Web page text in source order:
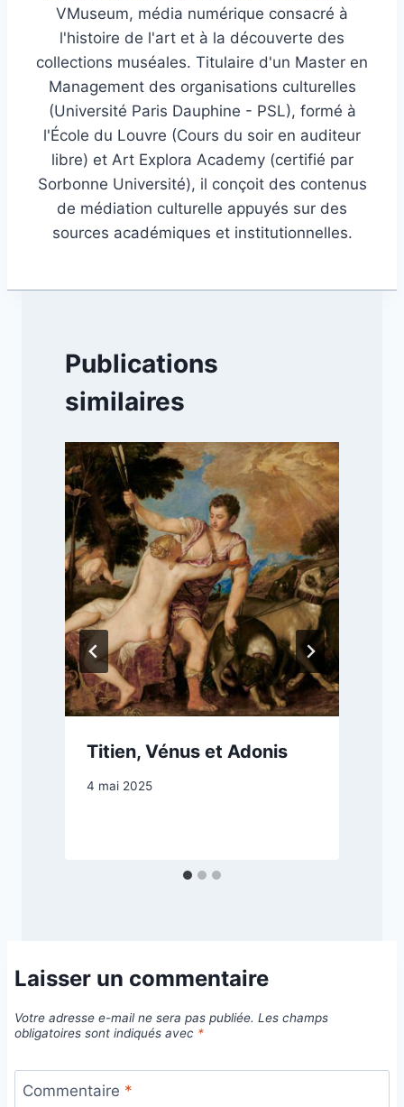
VMuseum, média numérique consacré à
l'histoire de l'art et à la découverte des
collections muséales. Titulaire d'un Master en
Management des organisations culturelles
(Université Paris Dauphine - PSL), formé à
l'École du Louvre (Cours du soir en auditeur
libre) et Art Explora Academy (certifié par
Sorbonne Université), il conçoit des contenus
de médiation culturelle appuyés sur des
sources académiques et institutionnelles.
Publications
similaires
Titien, Vénus et Adonis
4 mai 2025
Laisser un commentaire
Votre adresse e-mail ne sera pas publiée. Les champs
obligatoires sont indiqués avec *
Commentaire *